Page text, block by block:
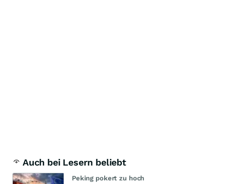
Auch bei Lesern beliebt
Peking pokert zu hoch